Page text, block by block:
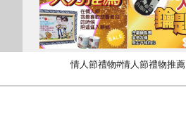
情人節禮物#情人節禮物推薦